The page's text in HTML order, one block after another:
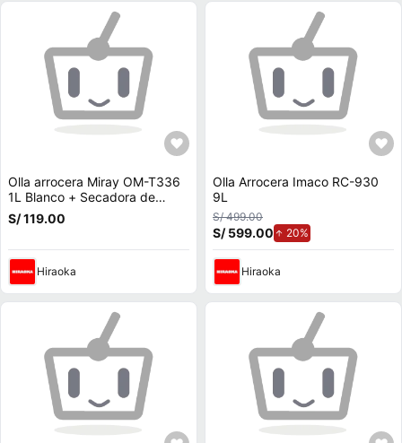
Olla arrocera Miray OM-T336
1L Blanco + Secadora de
Cabello Miray SCM-20B + Set
de Cuchillos + Tabla de Picar
BMM-74
S/ 119.00
Hiraoka
Olla Arrocera Imaco RC-930
9L
S/ 499.00
S/ 599.00 20%
Hiraoka